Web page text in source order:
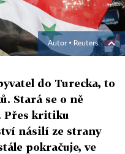
Autor ▪ Reuters
do Turecka, to
Stará se o ně
Přes kritiku
násilí ze strany
pokračuje, ve